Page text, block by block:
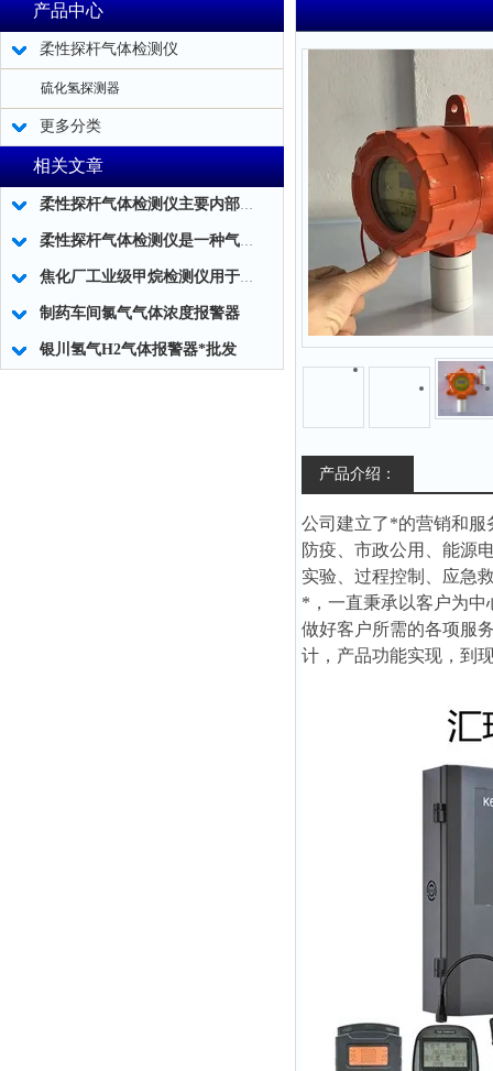
产品中心
柔性探杆气体检测仪
硫化氢探测器
更多分类
相关文章
柔性探杆气体检测仪主要内部结构简述
柔性探杆气体检测仪是一种气体泄露浓度检测的仪器仪表工具
焦化厂工业级甲烷检测仪用于煤气泄漏检测
制药车间氯气气体浓度报警器
银川氢气H2气体报警器*批发
产品介绍：
公司建立了*的营销和服
防疫、市政公用、能源
实验、过程控制、应急
*，一直秉承以客户为中
做好客户所需的各项服
计，产品功能实现，到